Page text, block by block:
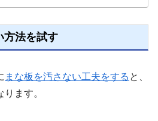
方法を試す
まな板を汚さない工夫をする と、
ます。